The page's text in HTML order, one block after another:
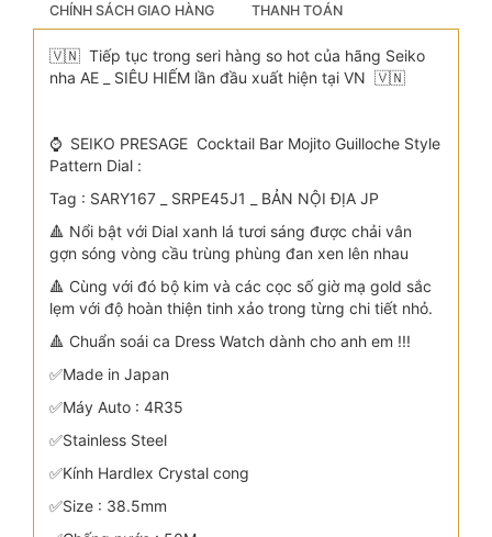
CHÍNH SÁCH GIAO HÀNG THANH TOÁN
🇻🇳 Tiếp tục trong seri hàng so hot của hãng Seiko
nha AE _ SIÊU HIẾM lần đầu xuất hiện tại VN 🇻🇳
⌚ SEIKO PRESAGE Cocktail Bar Mojito Guilloche Style
Pattern Dial :
Tag : SARY167 _ SRPE45J1 _ BẢN NỘI ĐỊA JP
🔺 Nổi bật với Dial xanh lá tươi sáng được chải vân
gợn sóng vòng cầu trùng phùng đan xen lên nhau
🔺 Cùng với đó bộ kim và các cọc số giờ mạ gold sắc
lẹm với độ hoàn thiện tinh xảo trong từng chi tiết nhỏ.
🔺 Chuẩn soái ca Dress Watch dành cho anh em !!!
✅Made in Japan
✅Máy Auto : 4R35
✅Stainless Steel
✅Kính Hardlex Crystal cong
✅Size : 38.5mm